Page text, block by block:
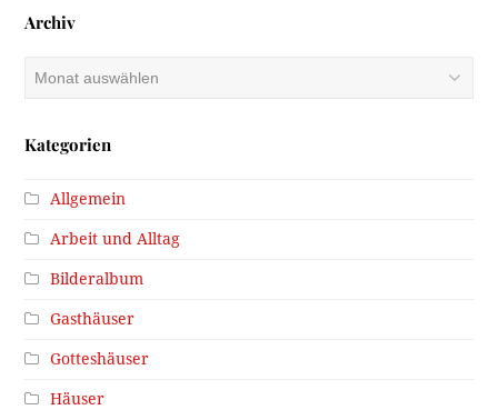
Archiv
Archiv
Kategorien
Allgemein
Arbeit und Alltag
Bilderalbum
Gasthäuser
Gotteshäuser
Häuser